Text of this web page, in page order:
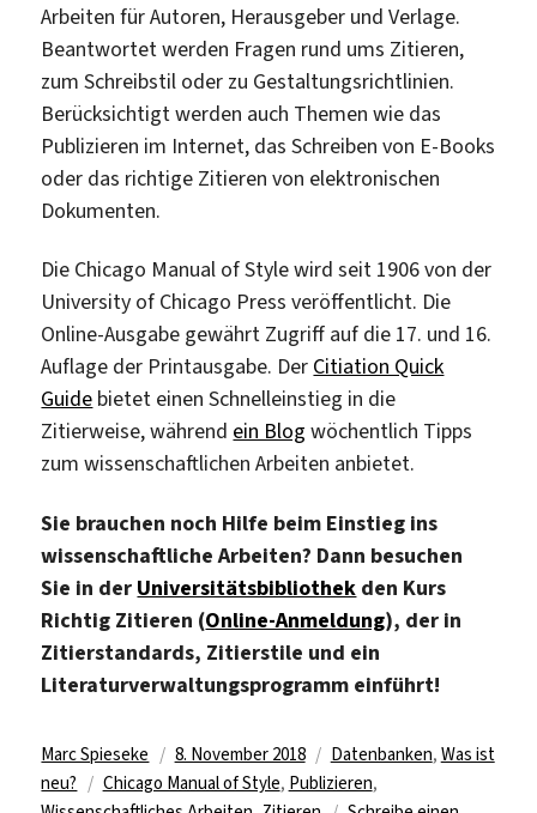
Arbeiten für Autoren, Herausgeber und Verlage.
Beantwortet werden Fragen rund ums Zitieren,
zum Schreibstil oder zu Gestaltungsrichtlinien.
Berücksichtigt werden auch Themen wie das
Publizieren im Internet, das Schreiben von E-Books
oder das richtige Zitieren von elektronischen
Dokumenten.
Die Chicago Manual of Style wird seit 1906 von der
University of Chicago Press veröffentlicht. Die
Online-Ausgabe gewährt Zugriff auf die 17. und 16.
Auflage der Printausgabe. Der Citiation Quick
Guide bietet einen Schnelleinstieg in die
Zitierweise, während ein Blog wöchentlich Tipps
zum wissenschaftlichen Arbeiten anbietet.
Sie brauchen noch Hilfe beim Einstieg ins
wissenschaftliche Arbeiten? Dann besuchen
Sie in der Universitätsbibliothek den Kurs
Richtig Zitieren (Online-Anmeldung), der in
Zitierstandards, Zitierstile und ein
Literaturverwaltungsprogramm einführt!
Autor
Marc Spieseke
Veröffentlicht
am
8. November 2018 Kategorien
Datenbanken, Was ist
neu?
Schlagwörter
Chicago Manual of Style, Publizieren,